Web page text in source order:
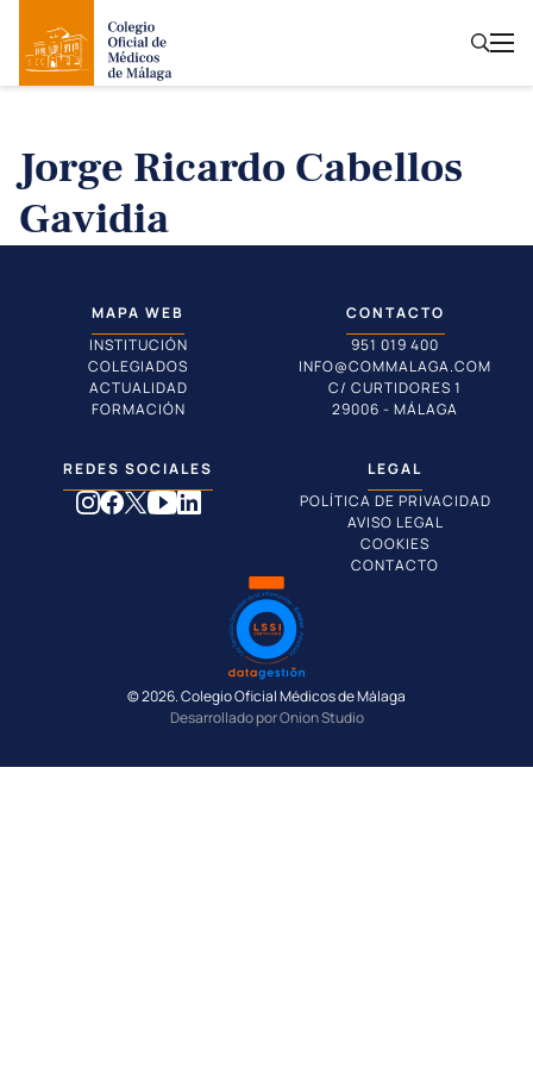
Jorge Ricardo Cabellos
Gavidia
MAPA WEB
INSTITUCIÓN
COLEGIADOS
ACTUALIDAD
FORMACIÓN
CONTACTO
951 019 400
INFO@COMMALAGA.COM
C/ CURTIDORES 1
29006 - MÁLAGA
REDES SOCIALES
LEGAL
POLÍTICA DE PRIVACIDAD
AVISO LEGAL
COOKIES
CONTACTO
© 2026. Colegio Oficial Médicos de Málaga
Desarrollado por Onion Studio